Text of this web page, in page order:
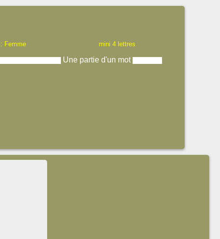
Femme mini 4 lettres
Une partie d'un mot